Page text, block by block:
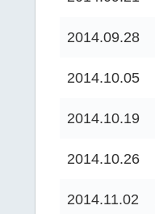
2014.09.28
2014.10.05
2014.10.19
2014.10.26
2014.11.02